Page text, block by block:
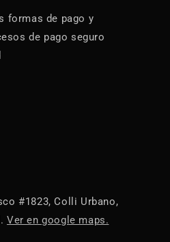
formas de pago y
de pago seguro
#1823, Colli Urbano,
Ver en google maps.